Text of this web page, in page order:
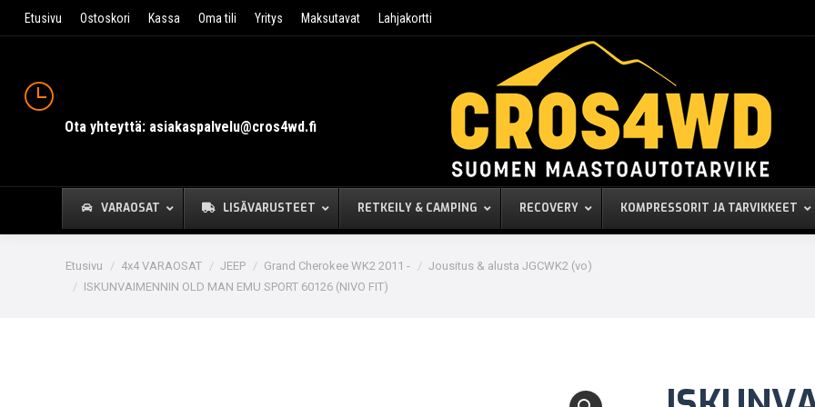
Etusivu Ostoskori Kassa Oma tili Yritys Maksutavat Lahjakortti
Ota yhteyttä: asiakaspalvelu@cros4wd.fi
VARAOSAT LISÄVARUSTEET RETKEILY & CAMPING RECOVERY KOMPRESSORIT JA TARVIKKEET
You are here:
Etusivu 4x4 VARAOSAT JEEP Grand Cherokee WK2 2011 -
Jousitus & alusta JGCWK2 (vo)
ISKUNVAIMENNIN OLD MAN EMU SPORT 60126 (NIVO FIT)